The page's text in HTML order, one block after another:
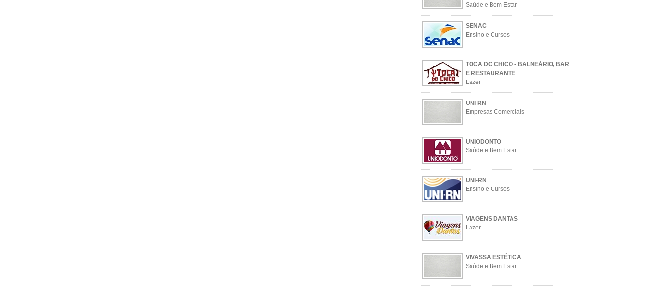
Saúde e Bem Estar
SENAC
Ensino e Cursos
TOCA DO CHICO - BALNEÁRIO, BAR
E RESTAURANTE
Lazer
UNI RN
Empresas Comerciais
UNIODONTO
Saúde e Bem Estar
UNI-RN
Ensino e Cursos
VIAGENS DANTAS
Lazer
VIVASSA ESTÉTICA
Saúde e Bem Estar